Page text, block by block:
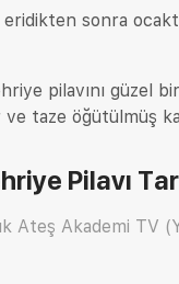
sonra
pilavını güzel
taze öğütülmüş
Pilavı
Ateş Akademi TV